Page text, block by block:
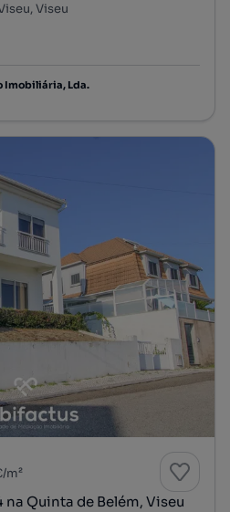
Viseu
Imobiliária, Lda.
m²
Quinta de Belém, Viseu